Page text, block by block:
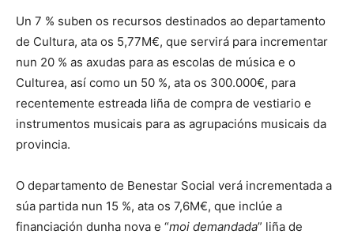
Un 7 % suben os recursos destinados ao departamento
de Cultura, ata os 5,77M€, que servirá para incrementar
nun 20 % as axudas para as escolas de música e o
Culturea, así como un 50 %, ata os 300.000€, para
recentemente estreada liña de compra de vestiario e
instrumentos musicais para as agrupacións musicais da
provincia.
O departamento de Benestar Social verá incrementada a
súa partida nun 15 %, ata os 7,6M€, que inclúe a
financiación dunha nova e “moi demandada” liña de